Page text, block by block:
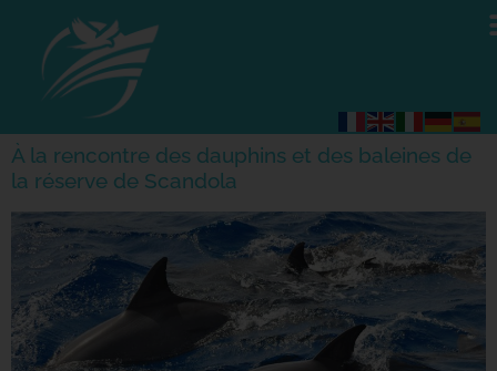
À la rencontre des dauphins et des baleines de
la réserve de Scandola